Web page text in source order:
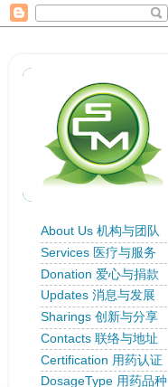
About Us 机构与团队
Services 医疗与服务
Donation 爱心与捐款
Updates 消息与发展
Sharings 创新与分享
Contacts 联络与地址
Certification 用药认证
DosageType 用药品种